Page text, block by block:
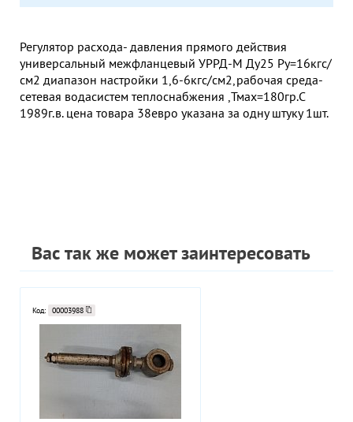
Регулятор расхода- давления прямого действия
универсальный межфланцевый УРРД-М Ду25 Ру=16кгс/
см2 диапазон настройки 1,6-6кгс/см2,рабочая среда-
сетевая водасистем теплоснабжения ,Тмах=180гр.С
1989г.в. цена товара 38евро указана за одну штуку 1шт.
Вас так же может заинтересовать
Код: 00003988